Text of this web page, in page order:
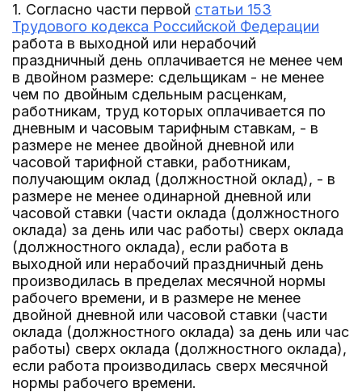
1. Согласно части первой статьи 153
Трудового кодекса Российской Федерации
работа в выходной или нерабочий
праздничный день оплачивается не менее чем
в двойном размере: сдельщикам - не менее
чем по двойным сдельным расценкам,
работникам, труд которых оплачивается по
дневным и часовым тарифным ставкам, - в
размере не менее двойной дневной или
часовой тарифной ставки, работникам,
получающим оклад (должностной оклад), - в
размере не менее одинарной дневной или
часовой ставки (части оклада (должностного
оклада) за день или час работы) сверх оклада
(должностного оклада), если работа в
выходной или нерабочий праздничный день
производилась в пределах месячной нормы
рабочего времени, и в размере не менее
двойной дневной или часовой ставки (части
оклада (должностного оклада) за день или час
работы) сверх оклада (должностного оклада),
если работа производилась сверх месячной
нормы рабочего времени.